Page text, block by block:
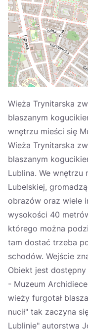
Wieża Trynitarska
blaszanym
wnętrzu mieści się
Wieża Trynitarska
blaszanym
Lublina. We wnętrzu
Lubelskiej,
obrazów oraz wiele
wysokości 40
którego można
tam dostać trzeba
schodów. Wejście
Obiekt jest
- Muzeum
wieży furgotał
nucił" tak zaczyna
Lublinie" autorstwa